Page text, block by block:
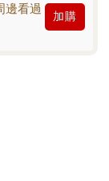
邊看過
加購